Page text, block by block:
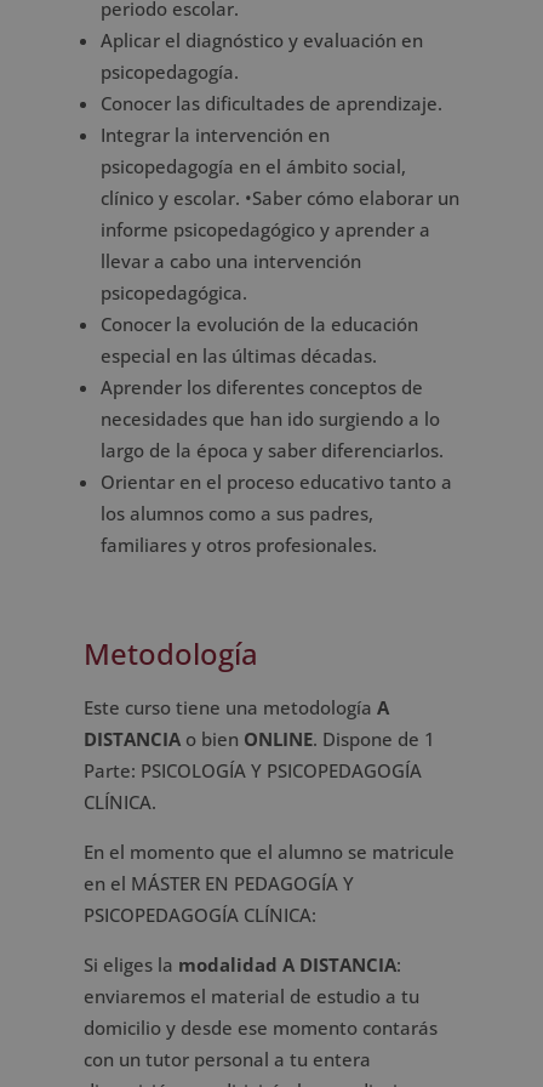
periodo escolar.
Aplicar el diagnóstico y evaluación en
psicopedagogía.
Conocer las dificultades de aprendizaje.
Integrar la intervención en
psicopedagogía en el ámbito social,
clínico y escolar. •Saber cómo elaborar un
informe psicopedagógico y aprender a
llevar a cabo una intervención
psicopedagógica.
Conocer la evolución de la educación
especial en las últimas décadas.
Aprender los diferentes conceptos de
necesidades que han ido surgiendo a lo
largo de la época y saber diferenciarlos.
Orientar en el proceso educativo tanto a
los alumnos como a sus padres,
familiares y otros profesionales.
Metodología
Este curso tiene una metodología A
DISTANCIAo bien ONLINE. Dispone de 1
Parte: PSICOLOGÍA Y PSICOPEDAGOGÍA
CLÍNICA.
En el momento que el alumno se matricule
en el MÁSTER EN PEDAGOGÍA Y
PSICOPEDAGOGÍA CLÍNICA:
Si eliges la modalidad A DISTANCIA:
enviaremos el material de estudio a tu
domicilio y desde ese momento contarás
con un tutor personal a tu entera